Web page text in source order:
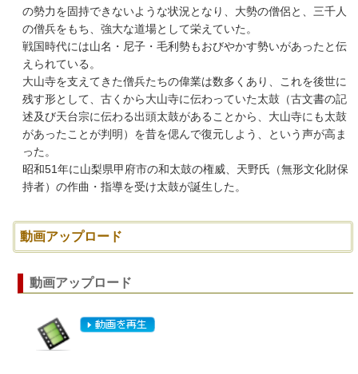
の勢力を固持できないような状況となり、大勢の僧侶と、三千人
の僧兵をもち、強大な道場として栄えていた。
戦国時代には山名・尼子・毛利勢もおびやかす勢いがあったと伝
えられている。
大山寺を支えてきた僧兵たちの偉業は数多くあり、これを後世に
残す形として、古くから大山寺に伝わっていた太鼓（古文書の記
述及び天台宗に伝わる出頭太鼓があることから、大山寺にも太鼓
があったことが判明）を昔を偲んで復元しよう、という声が高ま
った。
昭和51年に山梨県甲府市の和太鼓の権威、天野氏（無形文化財保
持者）の作曲・指導を受け太鼓が誕生した。
動画アップロード
動画アップロード